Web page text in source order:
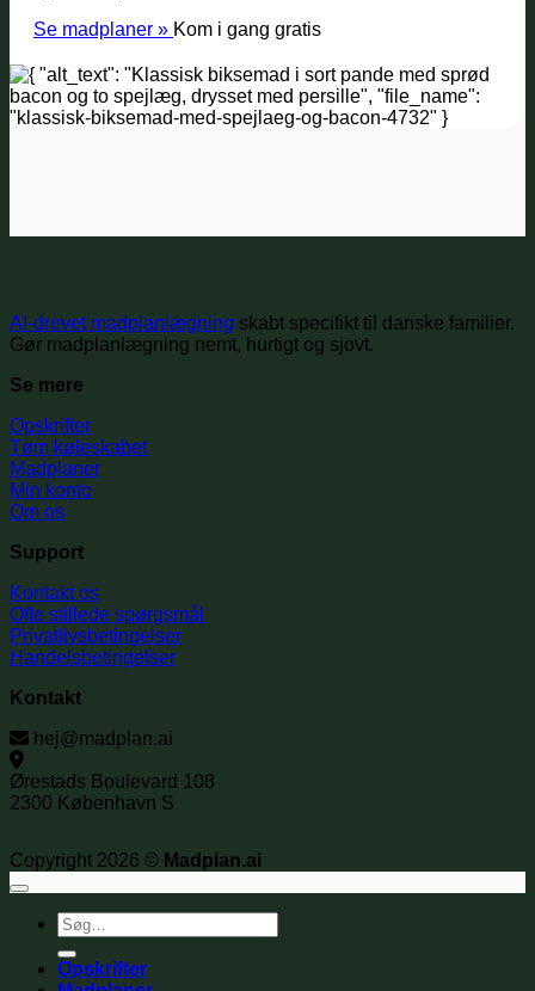
Se madplaner » Kom i gang gratis
AI-drevet madplanlægning skabt specifikt til danske familier.
Gør madplanlægning nemt, hurtigt og sjovt.
Se mere
Opskrifter
Tøm køleskabet
Madplaner
Min konto
Om os
Support
Kontakt os
Ofte stillede spørgsmål
Privatlivsbetingelser
Handelsbetingelser
Kontakt
hej@madplan.ai
Ørestads Boulevard 108
2300 København S
Copyright 2026 © Madplan.ai
Søg
efter:
Opskrifter